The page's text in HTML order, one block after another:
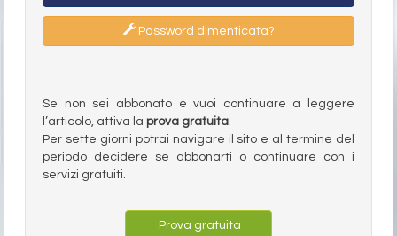
Password dimenticata?
Se non sei abbonato e vuoi continuare a leggere
l’articolo, attiva la prova gratuita.
Per sette giorni potrai navigare il sito e al termine del
periodo decidere se abbonarti o continuare con i
servizi gratuiti.
Prova gratuita